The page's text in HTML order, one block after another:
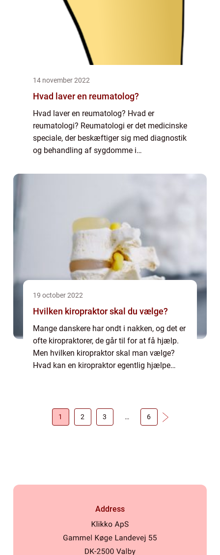
14 november 2022
Hvad laver en reumatolog?
Hvad laver en reumatolog? Hvad er
reumatologi? Reumatologi er det medicinske
speciale, der beskæftiger sig med diagnostik
og behandling af sygdomme i
gigt til leddegigt og slidgigt. Der findes
19 october 2022
Hvilken kiropraktor skal du vælge?
Mange danskere har ondt i nakken, og det er
ofte kiropraktorer, de går til for at få hjælp.
Men hvilken kiropraktor skal man vælge?
Hvad kan en kiropraktor egentlig hjælpe
1 2 3 … 6
Address